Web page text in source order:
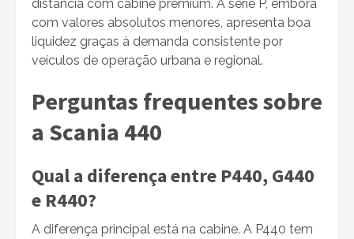
distância com cabine premium. A série P, embora
com valores absolutos menores, apresenta boa
liquidez graças à demanda consistente por
veículos de operação urbana e regional.
Perguntas frequentes sobre
a Scania 440
Qual a diferença entre P440, G440
e R440?
A diferença principal está na cabine. A P440 tem